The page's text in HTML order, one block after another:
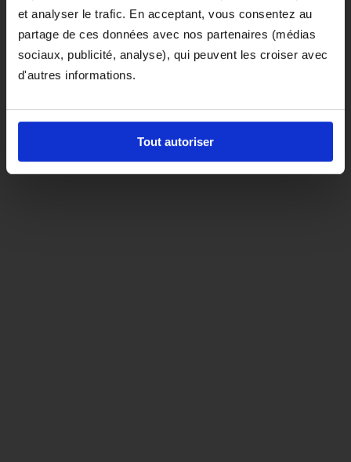
et analyser le trafic. En acceptant, vous consentez au
partage de ces données avec nos partenaires (médias
sociaux, publicité, analyse), qui peuvent les croiser avec
d'autres informations.
Tout autoriser
D'ici là, si vous souhaitez le coloris noir,
orientez-vous vers la matière "indispensable"